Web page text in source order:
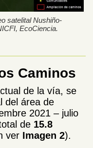
satelital Nushiño-
EcoCiencia.
Caminos
de la vía, se
del área de
2021 – julio
de 15.8
ver Imagen 2).